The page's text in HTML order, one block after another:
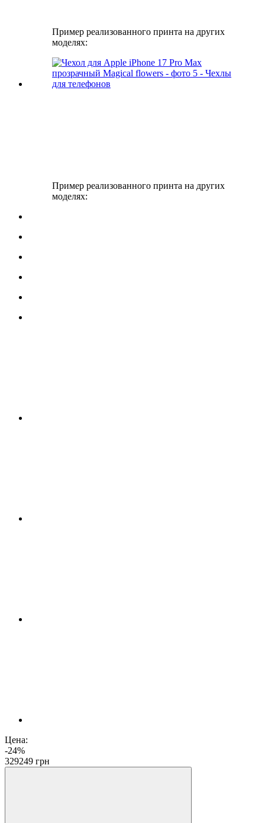
Пример реализованного принта на других
моделях:
Пример реализованного принта на других
моделях:
Цена:
-24%
329249 грн